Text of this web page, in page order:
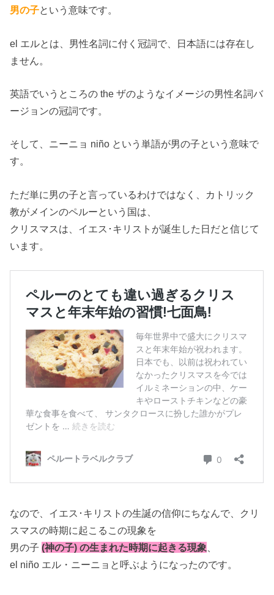
男の子という意味です。
el エルとは、男性名詞に付く冠詞で、日本語には存在し
ません。
英語でいうところの the ザのようなイメージの男性名詞バ
ージョンの冠詞です。
そして、ニーニョ niño という単語が男の子という意味で
す。
ただ単に男の子と言っているわけではなく、カトリック
教がメインのペルーという国は、
クリスマスは、イエス･キリストが誕生した日だと信じて
います。
なので、イエス･キリストの生誕の信仰にちなんで、クリ
スマスの時期に起こるこの現象を
男の子(神の子) の生まれた時期に起きる現象
el niño エル・ニーニョと呼ぶようになったのです。